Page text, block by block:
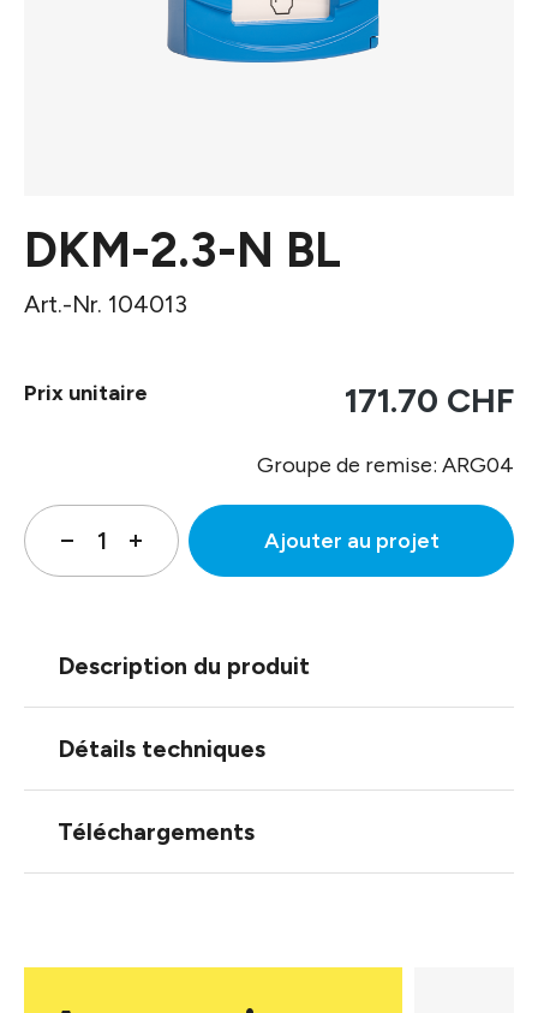
DKM-2.3-N BL
Art.-Nr. 104013
Prix unitaire 171.70 CHF
Groupe de remise: ARG04
Ajouter au projet
Description du produit
Détails techniques
Téléchargements